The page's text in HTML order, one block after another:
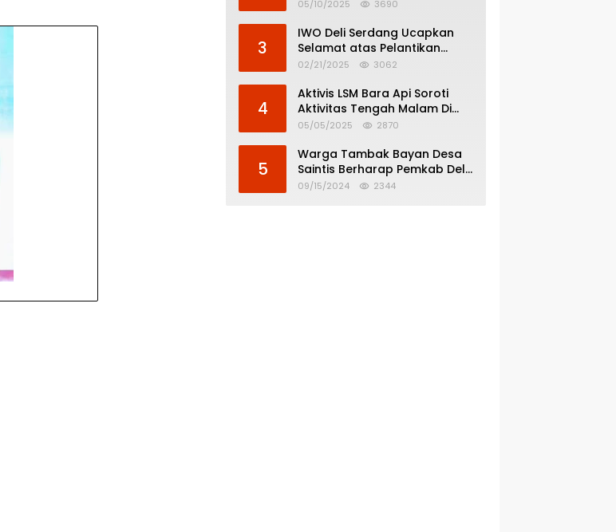
05/10/2025 3690
3
IWO Deli Serdang Ucapkan
Selamat atas Pelantikan
Bupati dan Wakil Bupati Deli
02/21/2025 3062
4
Aktivis LSM Bara Api Soroti
Aktivitas Tengah Malam Di
SPBU 14.213.228 Bandar Tinggi
05/05/2025 2870
5
Warga Tambak Bayan Desa
Saintis Berharap Pemkab Deli
Serdang Atasi Banjir
09/15/2024 2344